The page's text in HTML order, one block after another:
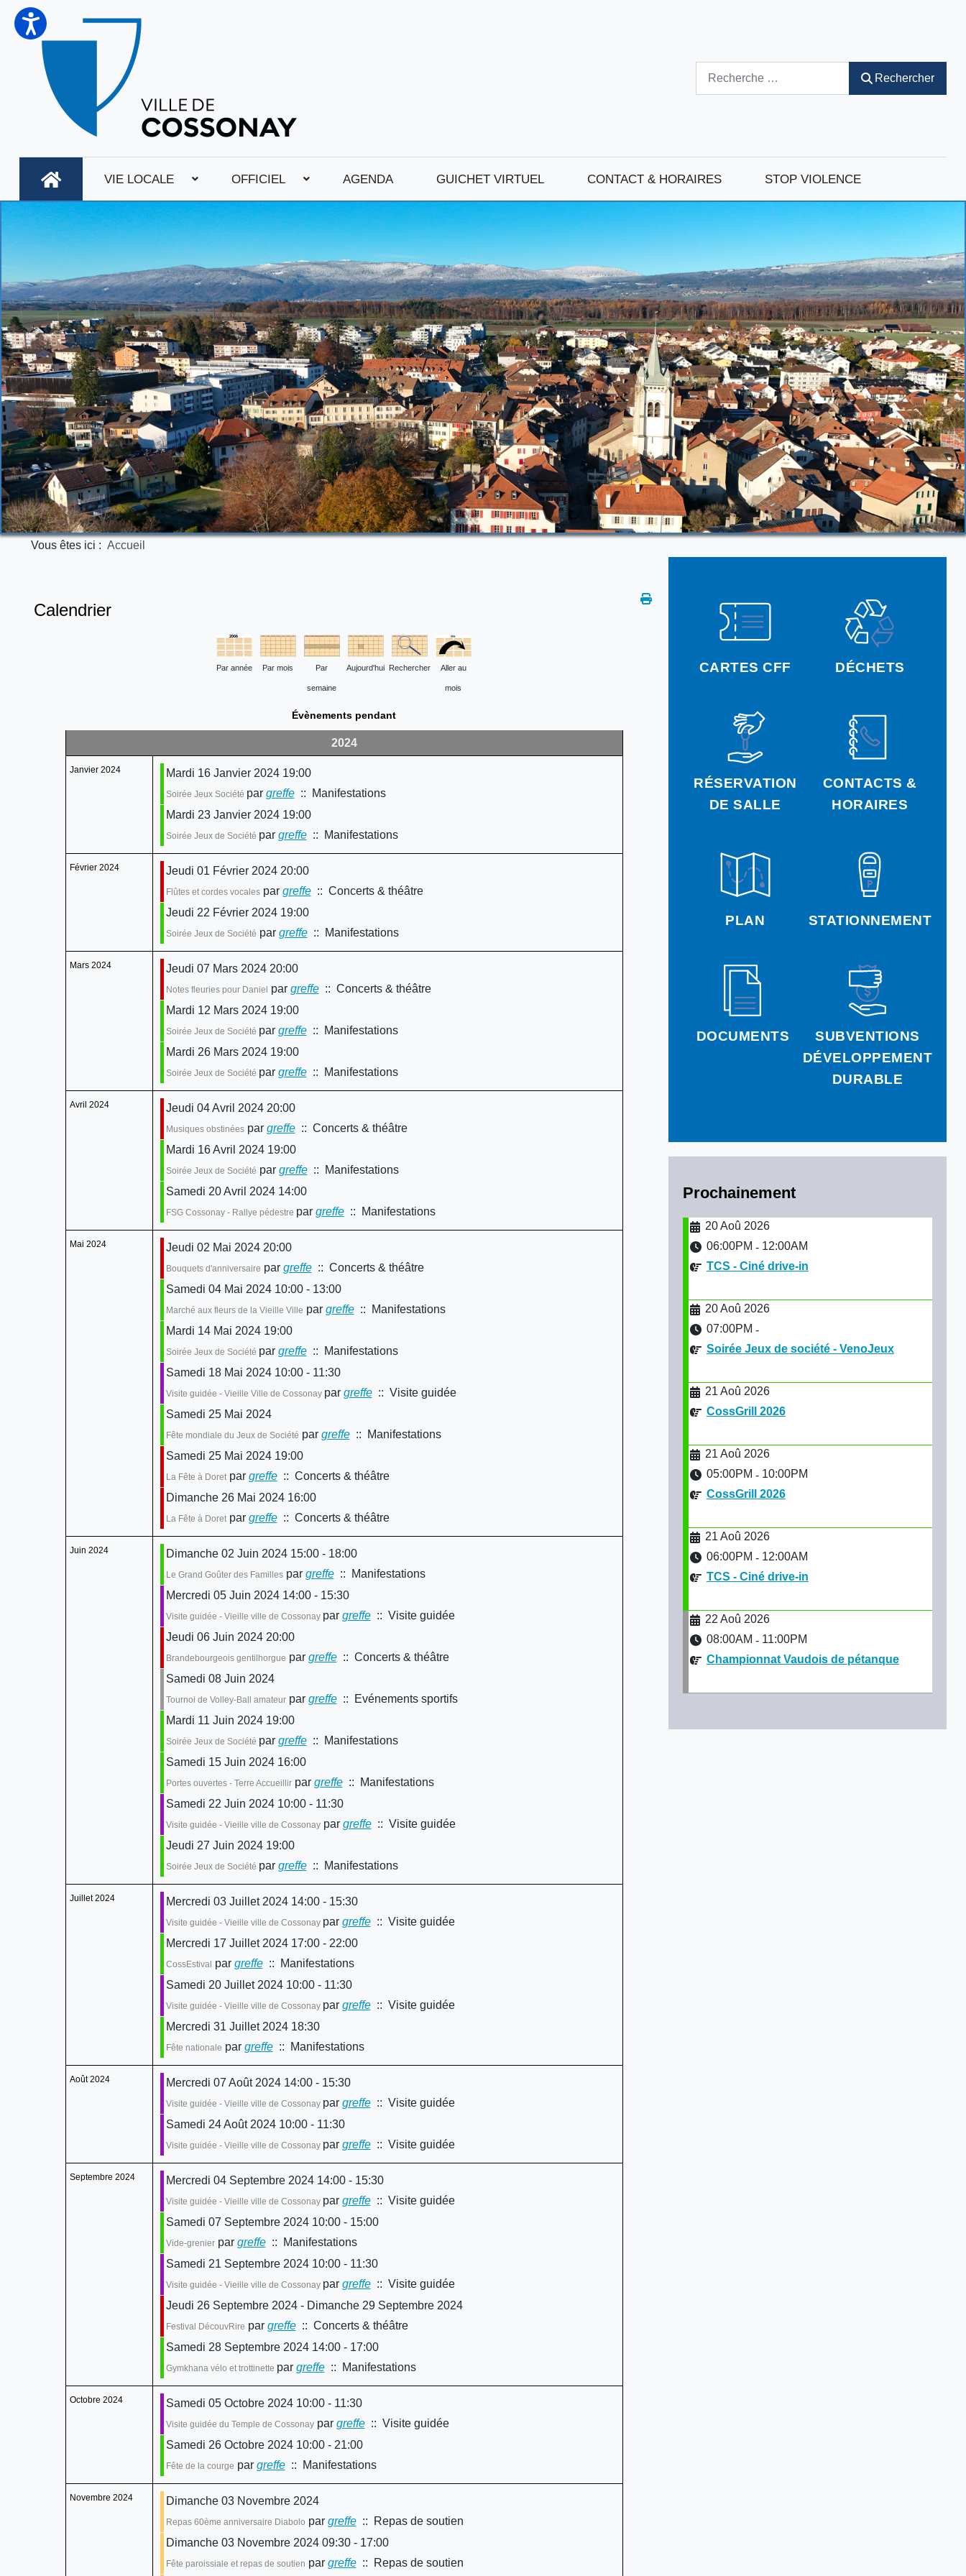
Rechercher
VIE LOCALE OFFICIEL AGENDA GUICHET VIRTUEL CONTACT & HORAIRES STOP VIOLENCE
Vous êtes ici : Accueil
CARTES CFF DÉCHETS
RÉSERVATION
DE SALLE
CONTACTS &
HORAIRES
PLAN STATIONNEMENT
DOCUMENTS
SUBVENTIONS
DÉVELOPPEMENT
DURABLE
Prochainement
20 Aoû 2026
06:00PM - 12:00AM
TCS - Ciné drive-in
20 Aoû 2026
07:00PM -
Soirée Jeux de société - VenoJeux
21 Aoû 2026
CossGrill 2026
21 Aoû 2026
05:00PM - 10:00PM
CossGrill 2026
21 Aoû 2026
06:00PM - 12:00AM
TCS - Ciné drive-in
22 Aoû 2026
08:00AM - 11:00PM
Championnat Vaudois de pétanque
Calendrier
Par année Par mois Par
semaine
Aujourd'hui Rechercher Aller au
mois
Évènements pendant
2024
Janvier 2024 Mardi 16 Janvier 2024 19:00
Soirée Jeux Société par greffe:: Manifestations
Mardi 23 Janvier 2024 19:00
Soirée Jeux de Société par greffe:: Manifestations
Février 2024 Jeudi 01 Février 2024 20:00
Flûtes et cordes vocalespar greffe:: Concerts & théâtre
Jeudi 22 Février 2024 19:00
Soirée Jeux de Société par greffe:: Manifestations
Mars 2024 Jeudi 07 Mars 2024 20:00
Notes fleuries pour Daniel par greffe:: Concerts & théâtre
Mardi 12 Mars 2024 19:00
Soirée Jeux de Société par greffe:: Manifestations
Mardi 26 Mars 2024 19:00
Soirée Jeux de Société par greffe:: Manifestations
Avril 2024 Jeudi 04 Avril 2024 20:00
Musiques obstinéespar greffe:: Concerts & théâtre
Mardi 16 Avril 2024 19:00
Soirée Jeux de Société par greffe:: Manifestations
Samedi 20 Avril 2024 14:00
FSG Cossonay - Rallye pédestre par greffe:: Manifestations
Mai 2024 Jeudi 02 Mai 2024 20:00
Bouquets d'anniversaire par greffe:: Concerts & théâtre
Samedi 04 Mai 2024 10:00 - 13:00
Marché aux fleurs de la Vieille Ville par greffe:: Manifestations
Mardi 14 Mai 2024 19:00
Soirée Jeux de Société par greffe:: Manifestations
Samedi 18 Mai 2024 10:00 - 11:30
Visite guidée - Vieille Ville de Cossonay par greffe:: Visite guidée
Samedi 25 Mai 2024
Fête mondiale du Jeux de Société par greffe:: Manifestations
Samedi 25 Mai 2024 19:00
La Fête à Doretpar greffe:: Concerts & théâtre
Dimanche 26 Mai 2024 16:00
La Fête à Doretpar greffe:: Concerts & théâtre
Juin 2024 Dimanche 02 Juin 2024 15:00 - 18:00
Le Grand Goûter des Famillespar greffe:: Manifestations
Mercredi 05 Juin 2024 14:00 - 15:30
Visite guidée - Vieille ville de Cossonay par greffe:: Visite guidée
Jeudi 06 Juin 2024 20:00
Brandebourgeois gentilhorgue par greffe:: Concerts & théâtre
Samedi 08 Juin 2024
Tournoi de Volley-Ball amateurpar greffe:: Evénements sportifs
Mardi 11 Juin 2024 19:00
Soirée Jeux de Société par greffe:: Manifestations
Samedi 15 Juin 2024 16:00
Portes ouvertes - Terre Accueillirpar greffe:: Manifestations
Samedi 22 Juin 2024 10:00 - 11:30
Visite guidée - Vieille ville de Cossonaypar greffe:: Visite guidée
Jeudi 27 Juin 2024 19:00
Soirée Jeux de Société par greffe:: Manifestations
Juillet 2024 Mercredi 03 Juillet 2024 14:00 - 15:30
Visite guidée - Vieille ville de Cossonay par greffe:: Visite guidée
Mercredi 17 Juillet 2024 17:00 - 22:00
CossEstival par greffe:: Manifestations
Samedi 20 Juillet 2024 10:00 - 11:30
Visite guidée - Vieille ville de Cossonay par greffe:: Visite guidée
Mercredi 31 Juillet 2024 18:30
Fête nationale par greffe:: Manifestations
Août 2024 Mercredi 07 Août 2024 14:00 - 15:30
Visite guidée - Vieille ville de Cossonay par greffe:: Visite guidée
Samedi 24 Août 2024 10:00 - 11:30
Visite guidée - Vieille ville de Cossonay par greffe:: Visite guidée
Septembre 2024 Mercredi 04 Septembre 2024 14:00 - 15:30
Visite guidée - Vieille ville de Cossonay par greffe:: Visite guidée
Samedi 07 Septembre 2024 10:00 - 15:00
Vide-grenierpar greffe:: Manifestations
Samedi 21 Septembre 2024 10:00 - 11:30
Visite guidée - Vieille ville de Cossonay par greffe:: Visite guidée
Jeudi 26 Septembre 2024 - Dimanche 29 Septembre 2024
Festival DécouvRire par greffe:: Concerts & théâtre
Samedi 28 Septembre 2024 14:00 - 17:00
Gymkhana vélo et trottinette par greffe:: Manifestations
Octobre 2024 Samedi 05 Octobre 2024 10:00 - 11:30
Visite guidée du Temple de Cossonaypar greffe:: Visite guidée
Samedi 26 Octobre 2024 10:00 - 21:00
Fête de la courge par greffe:: Manifestations
Novembre 2024 Dimanche 03 Novembre 2024
Repas 60ème anniversaire Diabolo par greffe:: Repas de soutien
Dimanche 03 Novembre 2024 09:30 - 17:00
Fête paroissiale et repas de soutien par greffe:: Repas de soutien